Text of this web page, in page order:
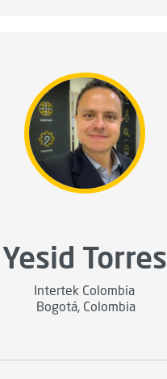
Yesid Torres
Intertek Colombia
Bogotá, Colombia